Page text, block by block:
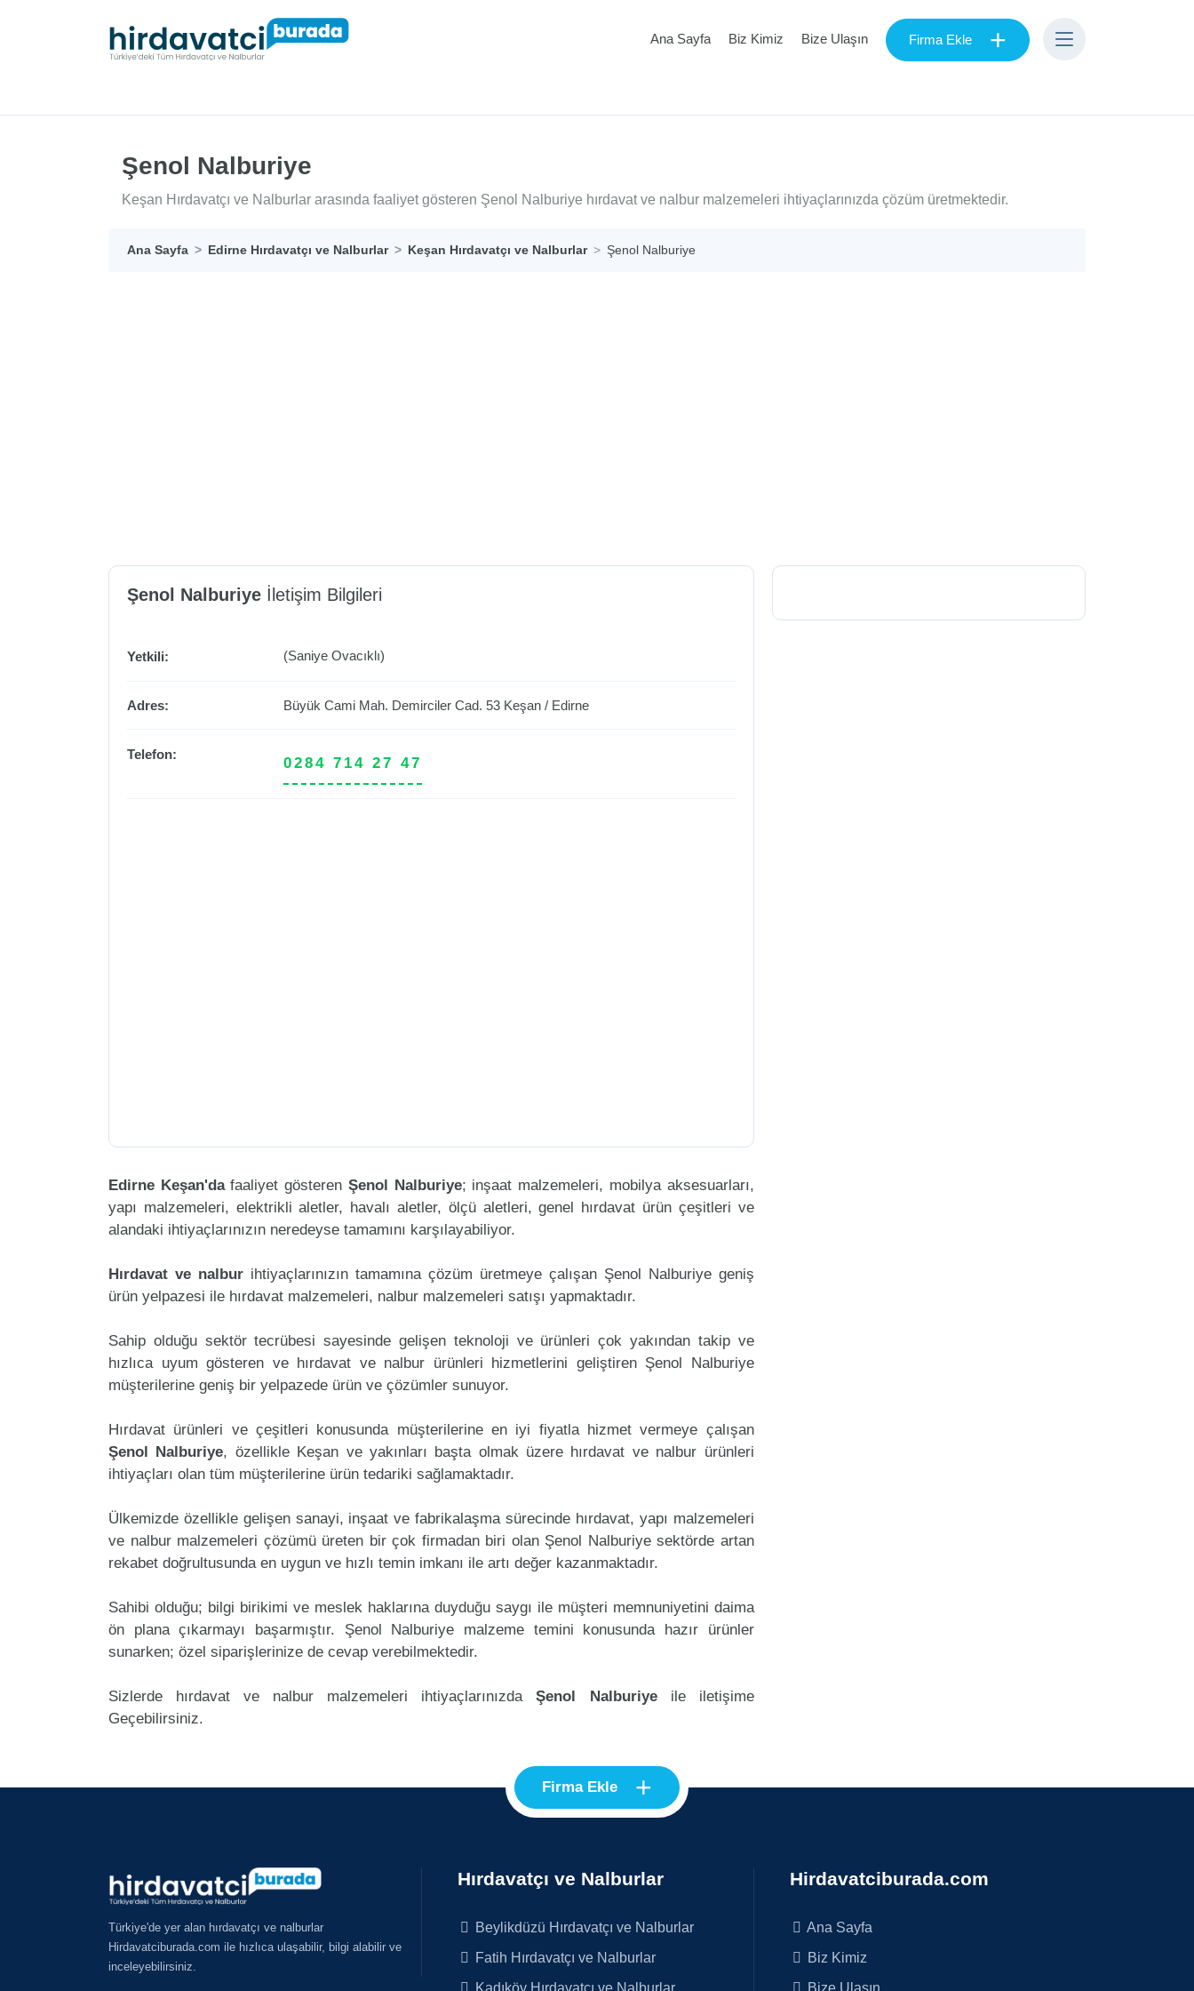
Ana Sayfa Biz Kimiz Bize Ulaşın Firma Ekle +
Şenol Nalburiye
Keşan Hırdavatçı ve Nalburlar arasında faaliyet gösteren Şenol Nalburiye hırdavat ve nalbur malzemeleri ihtiyaçlarınızda çözüm üretmektedir.
Ana Sayfa Edirne Hırdavatçı ve Nalburlar Keşan Hırdavatçı ve Nalburlar Şenol Nalburiye
Şenol Nalburiye İletişim Bilgileri
Yetkili: (Saniye Ovacıklı)
Adres: Büyük Cami Mah. Demirciler Cad. 53 Keşan / Edirne
Telefon:
0284 714 27 47
Edirne Keşan'dafaaliyet gösteren Şenol Nalburiye; inşaat malzemeleri, mobilya aksesuarları,
yapı malzemeleri, elektrikli aletler, havalı aletler, ölçü aletleri, genel hırdavat ürün çeşitleri ve
alandaki ihtiyaçlarınızın neredeyse tamamını karşılayabiliyor.
Hırdavat ve nalburihtiyaçlarınızın tamamına çözüm üretmeye çalışan Şenol Nalburiye geniş
ürün yelpazesi ile hırdavat malzemeleri, nalbur malzemeleri satışı yapmaktadır.
Sahip olduğu sektör tecrübesi sayesinde gelişen teknoloji ve ürünleri çok yakından takip ve
hızlıca uyum gösteren ve hırdavat ve nalbur ürünleri hizmetlerini geliştiren Şenol Nalburiye
müşterilerine geniş bir yelpazede ürün ve çözümler sunuyor.
Hırdavat ürünleri ve çeşitleri konusunda müşterilerine en iyi fiyatla hizmet vermeye çalışan
Şenol Nalburiye, özellikle Keşan ve yakınları başta olmak üzere hırdavat ve nalbur ürünleri
ihtiyaçları olan tüm müşterilerine ürün tedariki sağlamaktadır.
Ülkemizde özellikle gelişen sanayi, inşaat ve fabrikalaşma sürecinde hırdavat, yapı malzemeleri
ve nalbur malzemeleri çözümü üreten bir çok firmadan biri olan Şenol Nalburiye sektörde artan
rekabet doğrultusunda en uygun ve hızlı temin imkanı ile artı değer kazanmaktadır.
Sahibi olduğu; bilgi birikimi ve meslek haklarına duyduğu saygı ile müşteri memnuniyetini daima
ön plana çıkarmayı başarmıştır. Şenol Nalburiye malzeme temini konusunda hazır ürünler
sunarken; özel siparişlerinize de cevap verebilmektedir.
Sizlerde hırdavat ve nalbur malzemeleri ihtiyaçlarınızdaŞenol Nalburiyeile iletişime
Geçebilirsiniz.
Firma Ekle +
Türkiye'de yer alan hırdavatçı ve nalburlar
Hirdavatciburada.com ile hızlıca ulaşabilir, bilgi alabilir ve
inceleyebilirsiniz.
Hırdavatçı ve Nalburlar
Beylikdüzü Hırdavatçı ve Nalburlar
Fatih Hırdavatçı ve Nalburlar
Kadıköy Hırdavatçı ve Nalburlar
Hirdavatciburada.com
Ana Sayfa
Biz Kimiz
Bize Ulaşın